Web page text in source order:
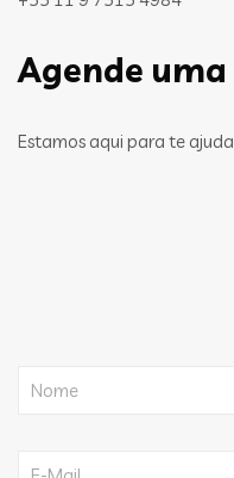
Agende
Estamos aqui para te